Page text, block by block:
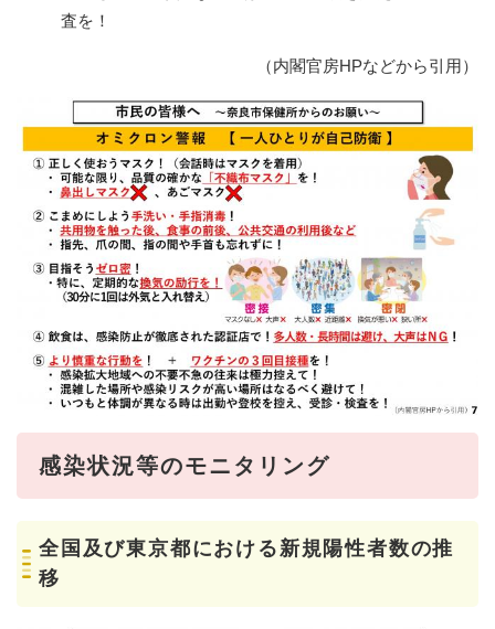
査を！
（内閣官房HPなどから引用）
感染状況等のモニタリング
全国及び東京都における新規陽性者数の推
移